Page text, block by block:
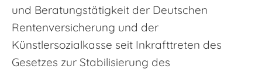
und Beratungstätigkeit der Deutschen
Rentenversicherung und der
Künstlersozialkasse seit Inkrafttreten des
Gesetzes zur Stabilisierung des